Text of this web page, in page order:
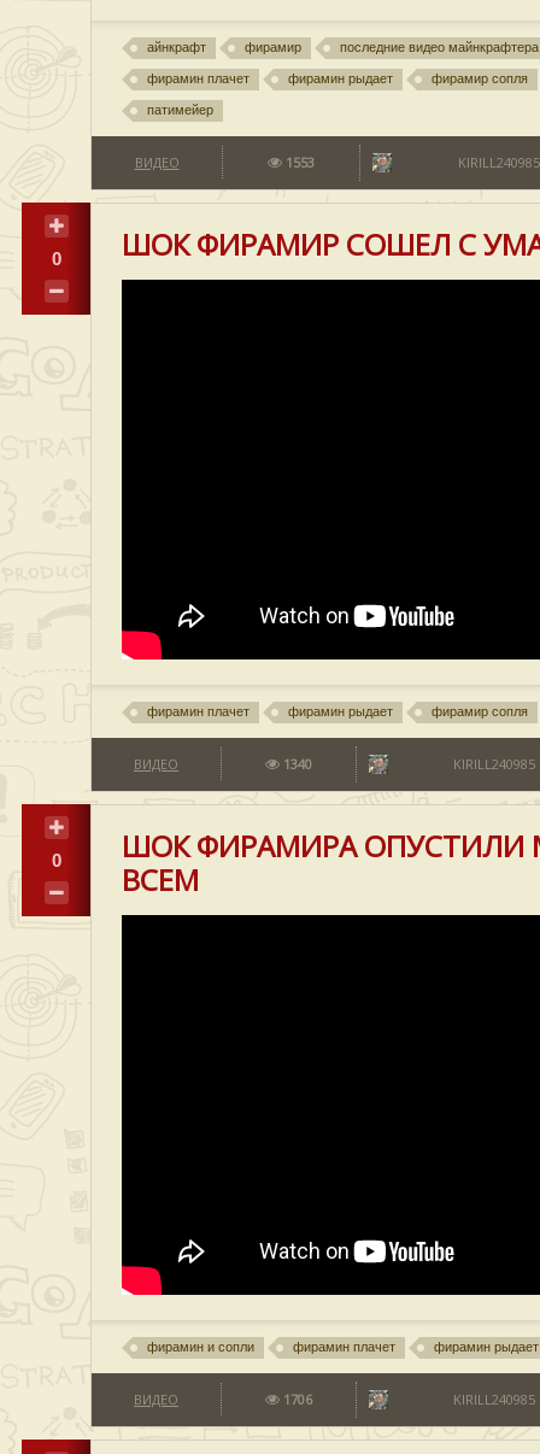
айнкрафт фирамир последние видео
фирамин плачет фирамин рыдает фирамир сопля
патимейер
ВИДЕО 1553 KIRILL240985
0 ШОК ФИРАМИР СОШЕЛ С
фирамин плачет фирамин рыдает фирамир сопля
ВИДЕО 1340 KIRILL240985
0
ШОК ФИРАМИРА ОПУСТИЛИ
ВСЕМ
фирамин и сопли фирамин плачет фирамин рыдает
ВИДЕО 1706 KIRILL240985